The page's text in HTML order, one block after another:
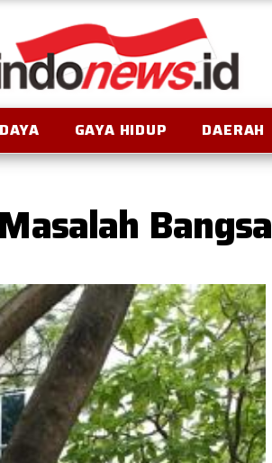
GAYA HIDUP DAERAH
Bangsa